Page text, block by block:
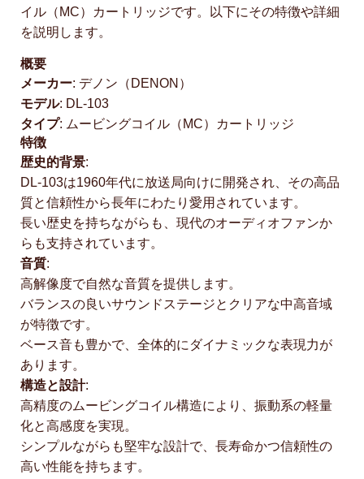
イル（MC）カートリッジです。以下にその特徴や詳細
を説明します。
概要
メーカー: デノン（DENON）
モデル: DL-103
タイプ: ムービングコイル（MC）カートリッジ
特徴
歴史的背景:
DL-103は1960年代に放送局向けに開発され、その高品
質と信頼性から長年にわたり愛用されています。
長い歴史を持ちながらも、現代のオーディオファンか
らも支持されています。
音質:
高解像度で自然な音質を提供します。
バランスの良いサウンドステージとクリアな中高音域
が特徴です。
ベース音も豊かで、全体的にダイナミックな表現力が
あります。
構造と設計:
高精度のムービングコイル構造により、振動系の軽量
化と高感度を実現。
シンプルながらも堅牢な設計で、長寿命かつ信頼性の
高い性能を持ちます。